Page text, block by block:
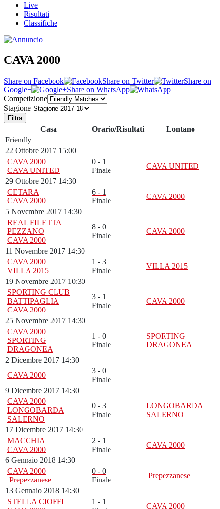
Live
Risultati
Classifiche
CAVA 2000
Share on Facebook Share on Twitter
Share on
Google+
Share on WhatsApp
Competizione
Stagione
Filtra
Casa Orario/Risultati
Lontano
Friendly
22 Ottobre 2017 15:00
CAVA 2000
CAVA UNITED
0 - 1
Finale
CAVA UNITED
29 Ottobre 2017 14:30
CETARA
CAVA 2000
6 - 1
Finale
CAVA 2000
5 Novembre 2017 14:30
REAL FILETTA
PEZZANO
CAVA 2000
8 - 0
Finale
CAVA 2000
11 Novembre 2017 14:30
CAVA 2000
VILLA 2015
1 - 3
Finale
VILLA 2015
19 Novembre 2017 10:30
SPORTING CLUB
BATTIPAGLIA
CAVA 2000
3 - 1
Finale
CAVA 2000
25 Novembre 2017 14:30
CAVA 2000
SPORTING
DRAGONEA
1 - 0
Finale
SPORTING
DRAGONEA
2 Dicembre 2017 14:30
CAVA 2000
3 - 0
Finale
9 Dicembre 2017 14:30
CAVA 2000
LONGOBARDA
SALERNO
0 - 3
Finale
LONGOBARDA
SALERNO
17 Dicembre 2017 14:30
MACCHIA
CAVA 2000
2 - 1
Finale
CAVA 2000
6 Gennaio 2018 14:30
CAVA 2000
Prepezzanese
0 - 0
Finale
Prepezzanese
13 Gennaio 2018 14:30
STELLA CIOFFI
1 - 1
CAVA 2000